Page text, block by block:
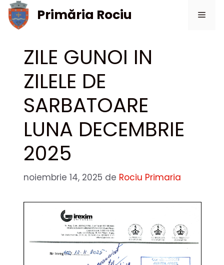
Sari
conținut
Primăria Rociu
ZILE GUNOI IN
ZILELE DE
SARBATOARE
LUNA DECEMBRIE
2025
noiembrie 14, 2025 de Rociu Primaria